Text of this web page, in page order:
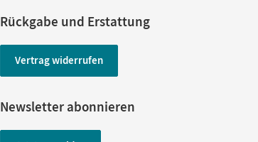
Rückgabe und Erstattung
Vertrag widerrufen
Newsletter abonnieren